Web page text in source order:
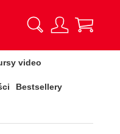
video
Bestsellery